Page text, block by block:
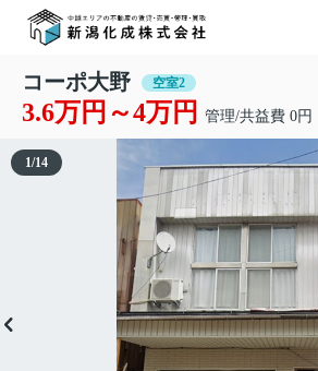
コーポ大野 空室2
3.6万円～4万円 管理/共益費 0円
1/14